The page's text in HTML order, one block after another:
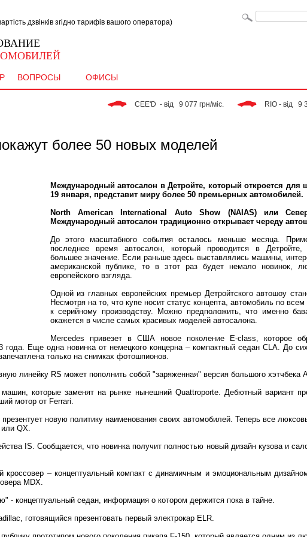
дзвінків згідно тарифів вашого оператора)
ВОПРОСЫ ОФИСЫ
CEE'D  - від   9 077 грн/міс. RIO - від   9 363
более 50 новых моделей
Международный автосалон в Детройте, который откроется для
19 января, представит миру более 50 премьерных автомобилей.
North American International Auto Show (NAIAS) или
Международный автосалон традиционно открывает череду
До этого масштабного события осталось меньше месяца.
последнее время автосалон, который проводится в Детройте,
большее значение. Если раньше здесь выставлялись машины,
американской публике, то в этот раз будет немало новинок,
европейского взгляда.
Одной из главных европейских премьер Детройтского автошоу
Несмотря на то, что купе носит статус концепта, автомобиль по
к серийному производству. Можно предположить, что именно
окажется в числе самых красивых моделей автосалона.
Mercedes привезет в США новое поколение E-class, которое
Еще одна новинка от немецкого концерна – компактный седан CLA. До
только на снимках фотошпионов.
линейку RS может пополнить собой "заряженная" версия большого хэтчбека
которые заменят на рынке нынешний Quattroporte. Дебютный вариант
мотор от Ferrari.
новую политику наименования своих автомобилей. Теперь все
QX.
IS. Сообщается, что новинка получит полностью новый дизайн кузова и
кроссовер – концептуальный компакт с динамичным и эмоциональным
MDX.
- концептуальный седан, информация о котором держится пока в тайне.
готовящийся презентовать первый электрокар ELR.